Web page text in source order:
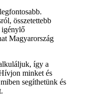
összetettebb
igénylő
Magyarország
így a
minket és
segíthetünk és